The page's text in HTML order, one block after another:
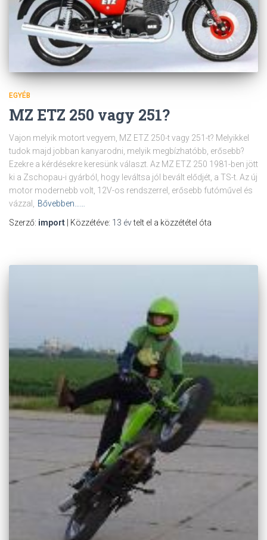
EGYÉB
MZ ETZ 250 vagy 251?
Vajon melyik motort vegyem, MZ ETZ 250-t vagy 251-t? Melyikkel
tudok majd jobban kanyarodni, melyik megbízhatóbb, erősebb?
Ezekre a kérdésekre keresünk választ. Az MZ ETZ 250 1981-ben jött
ki a Zschopau-i gyárból, hogy leváltsa jól bevált elődjét, a TS-t. Az új
motor modernebb volt, 12V-os rendszerrel, erősebb futóművel és
vázzal,
Bővebben……
Szerző: import | Közzétéve: 13 évtelt el a közzététel óta